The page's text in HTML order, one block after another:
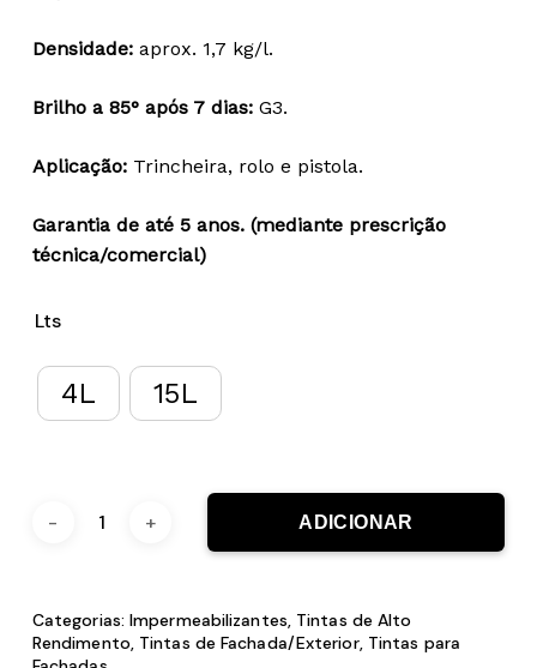
Densidade:aprox. 1,7 kg/l.
Brilho a 85° após 7 dias:G3.
Aplicação:Trincheira, rolo e pistola.
Garantia de até 5 anos. (mediante prescrição
técnica/comercial)
Lts
4L 15L
ADICIONAR
Categorias:Impermeabilizantes, Tintas de Alto
Rendimento, Tintas de Fachada/Exterior, Tintas para